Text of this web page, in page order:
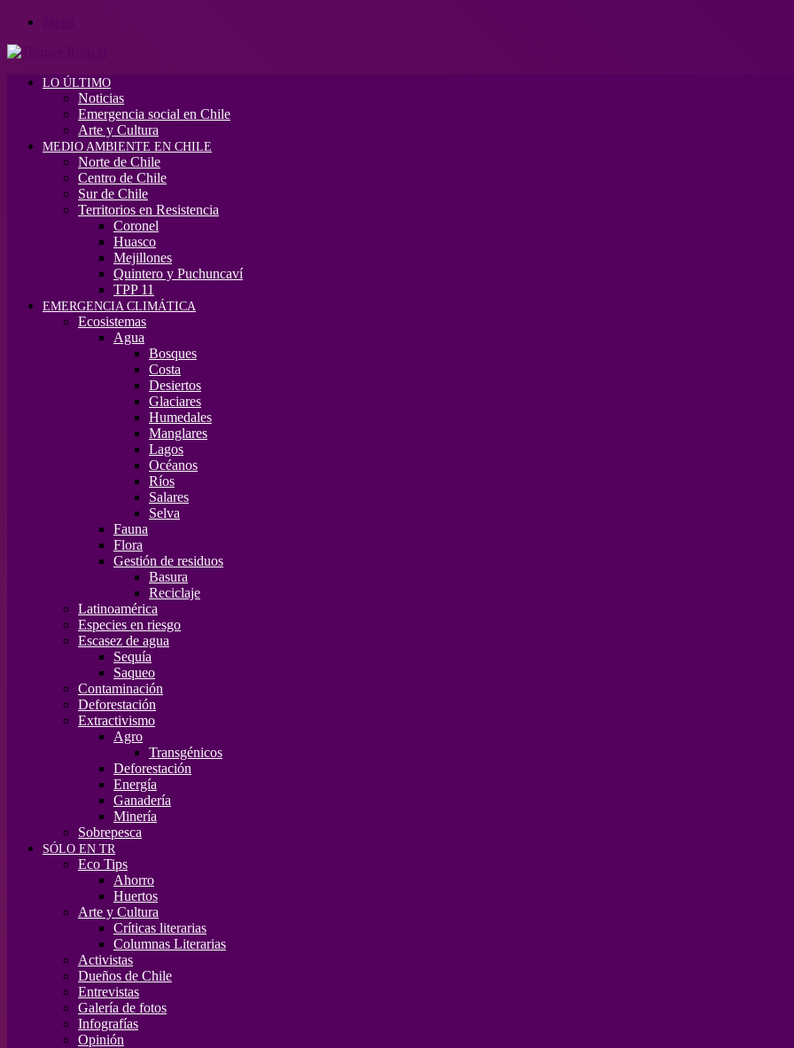
LO ÚLTIMO
Noticias
Emergencia social en Chile
Arte y Cultura
MEDIO AMBIENTE EN CHILE
Norte de Chile
Centro de Chile
Sur de Chile
Territorios en Resistencia
Coronel
Huasco
Mejillones
Quintero y Puchuncaví
TPP 11
EMERGENCIA CLIMÁTICA
Ecosistemas
Agua
Bosques
Costa
Desiertos
Glaciares
Humedales
Manglares
Lagos
Océanos
Ríos
Salares
Selva
Fauna
Flora
Gestión de residuos
Basura
Reciclaje
Latinoamérica
Especies en riesgo
Escasez de agua
Sequía
Saqueo
Contaminación
Deforestación
Extractivismo
Agro
Transgénicos
Deforestación
Energía
Ganadería
Minería
Sobrepesca
SÓLO EN TR
Eco Tips
Ahorro
Huertos
Arte y Cultura
Críticas literarias
Columnas Literarias
Activistas
Dueños de Chile
Entrevistas
Galería de fotos
Infografías
Opinión